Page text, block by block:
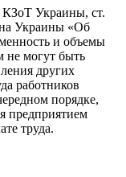
КЗоТ Украины, ст.
Украины «Об
и объемы
не могут быть
других
работников
порядке,
предприятием
труда.